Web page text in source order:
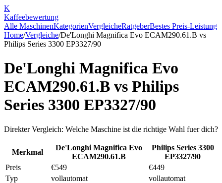
K
Kaffeebewertung
Alle MaschinenKategorienVergleicheRatgeberBestes Preis-Leistung
Home/Vergleiche/De'Longhi Magnifica Evo ECAM290.61.B vs
Philips Series 3300 EP3327/90
De'Longhi Magnifica Evo
ECAM290.61.B vs Philips
Series 3300 EP3327/90
Direkter Vergleich: Welche Maschine ist die richtige Wahl fuer dich?
Merkmal
De'Longhi Magnifica Evo
ECAM290.61.B
Philips Series 3300
EP3327/90
Preis
€549
€449
Typ
vollautomat
vollautomat